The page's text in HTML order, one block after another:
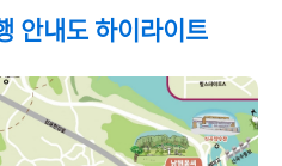
안내도 하이라이트